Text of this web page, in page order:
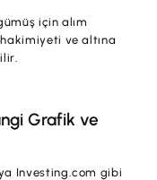
için alım
ve altına
Grafik ve
Investing.com gibi